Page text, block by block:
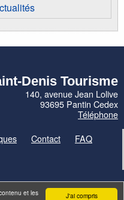
J'ai compris
et les
Denis Tourisme
140, avenue Jean Lolive
93695 Pantin Cedex
Téléphone
Contact
FAQ